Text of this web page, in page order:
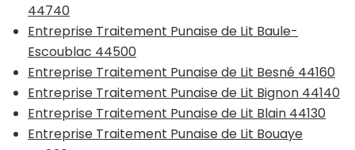
44740
Entreprise Traitement Punaise de Lit Baule-
Escoublac 44500
Entreprise Traitement Punaise de Lit Besné 44160
Entreprise Traitement Punaise de Lit Bignon 44140
Entreprise Traitement Punaise de Lit Blain 44130
Entreprise Traitement Punaise de Lit Bouaye